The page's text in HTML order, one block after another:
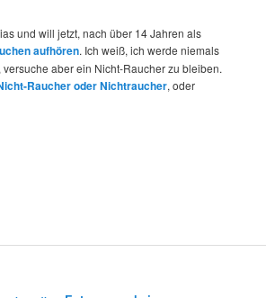
und will jetzt, nach über 14 Jahren als
aufhören. Ich weiß, ich werde niemals
aber ein Nicht-Raucher zu bleiben.
Raucher oder Nichtraucher, oder